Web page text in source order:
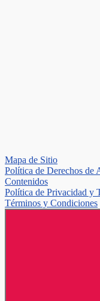
Mapa de Sitio
Política de Derechos de
Contenidos
Política de Privacidad y
Términos y Condiciones